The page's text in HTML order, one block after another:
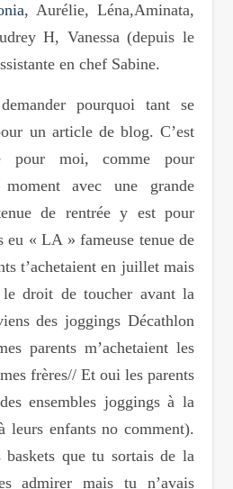
, Aurélie, Léna,Aminata,
H, Vanessa (depuis le
en chef Sabine.
pourquoi tant se
un article de blog. C’est
pour moi, comme pour
avec une grande
de rentrée y est pour
eu « LA » fameuse tenue de
t’achetaient en juillet mais
le droit de toucher avant la
des joggings Décathlon
parents m’achetaient les
frères// Et oui les parents
ensembles joggings à la
leurs enfants no comment).
baskets que tu sortais de la
admirer mais tu n’avais